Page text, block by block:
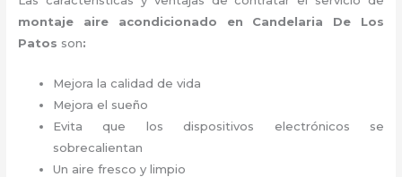
montaje aire acondicionado en Candelaria De Los
Patos son:
Mejora la calidad de vida
Mejora el sueño
Evita que los dispositivos electrónicos se
sobrecalientan
Un aire fresco y limpio